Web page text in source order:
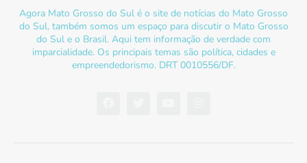
Agora Mato Grosso do Sul é o site de notícias do Mato Grosso
do Sul, também somos um espaço para discutir o Mato Grosso
do Sul e o Brasil. Aqui tem informação de verdade com
imparcialidade. Os principais temas são política, cidades e
empreendedorismo. DRT 0010556/DF.